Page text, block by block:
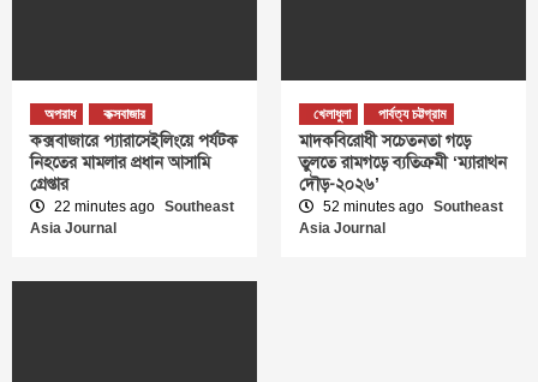
অপরাধ কক্সবাজার
কক্সবাজারে প্যারাসেইলিংয়ে পর্যটক
নিহতের মামলার প্রধান আসামি
গ্রেপ্তার
22 minutes ago Southeast
Asia Journal
খেলাধুলা পার্বত্য চট্টগ্রাম
মাদকবিরোধী সচেতনতা গড়ে
তুলতে রামগড়ে ব্যতিক্রমী ‘ম্যারাথন
দৌড়-২০২৬’
52 minutes ago Southeast
Asia Journal